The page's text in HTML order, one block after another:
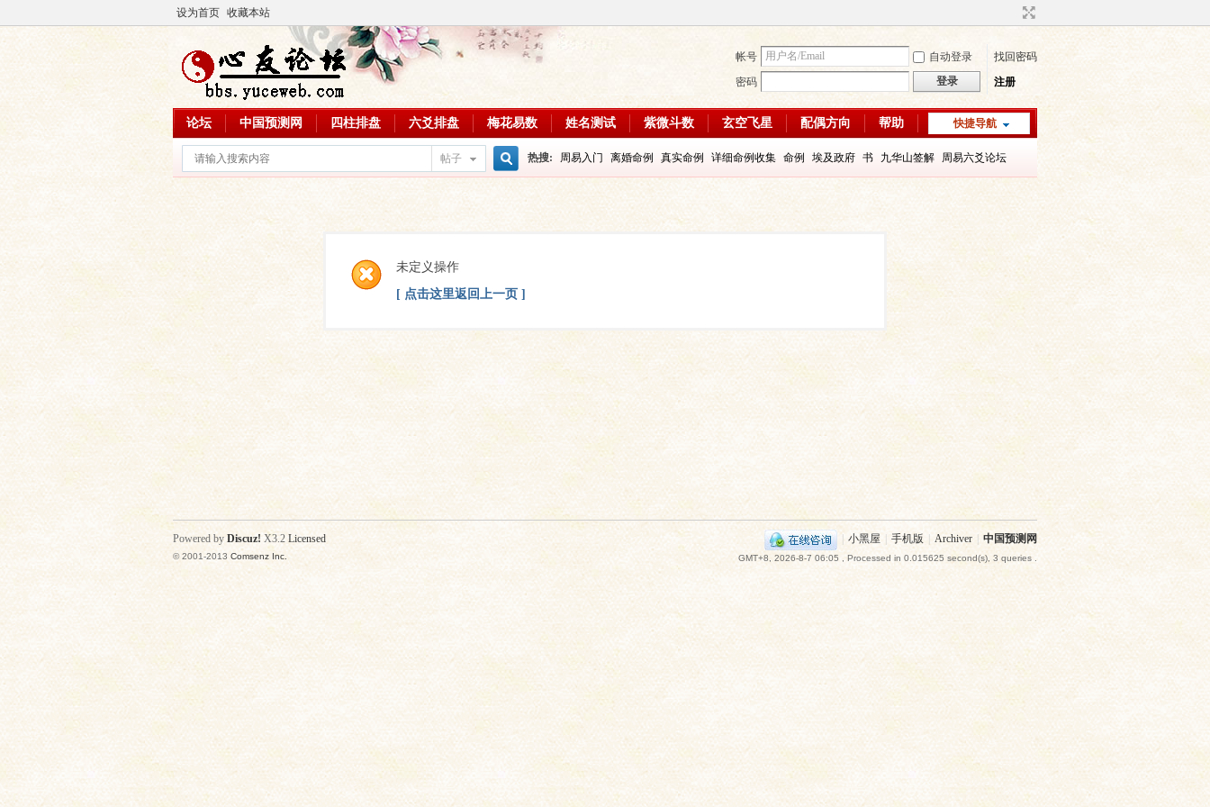
设为首页 收藏本站
帐号 自动登录
找回密码
密码
登录 注册
快捷导航
论坛 中国预测网 四柱排盘 六爻排盘 梅花易数 姓名测试 紫微斗数 玄空飞星 配偶方向 帮助
帖子 热搜: 周易入门 离婚命例 真实命例 详细命例收集 命例 埃及政府 书 九华山签解 周易六爻论坛
周易教学视频 富贵八字命例 八字教程 每日一理65
每日一理84 每日一理85
未定义操作
[ 点击这里返回上一页 ]
小黑屋 手机版 Archiver 中国预测网
GMT+8, 2026-8-7 06:05 , Processed in 0.015625 second(s), 3 queries .
Powered by Discuz! X3.2 Licensed
© 2001-2013 Comsenz Inc.